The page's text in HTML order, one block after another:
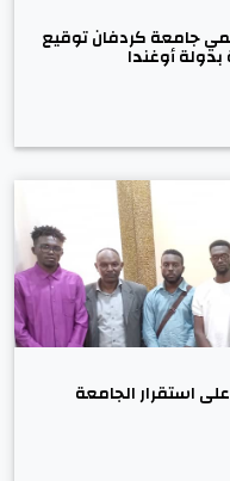
جامعة كردفان توقيع
أوغندا
استقرار الجامعة